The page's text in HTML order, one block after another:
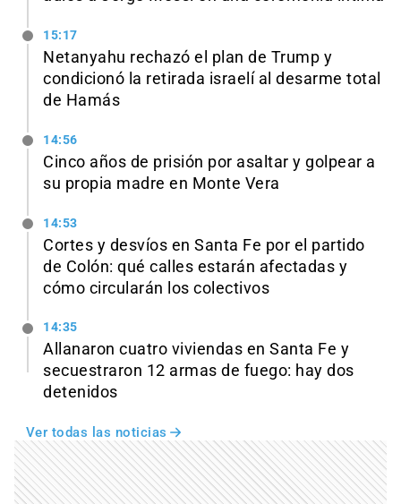
15:17
Netanyahu rechazó el plan de Trump y
condicionó la retirada israelí al desarme total
de Hamás
14:56
Cinco años de prisión por asaltar y golpear a
su propia madre en Monte Vera
14:53
Cortes y desvíos en Santa Fe por el partido
de Colón: qué calles estarán afectadas y
cómo circularán los colectivos
14:35
Allanaron cuatro viviendas en Santa Fe y
secuestraron 12 armas de fuego: hay dos
detenidos
Ver todas las noticias